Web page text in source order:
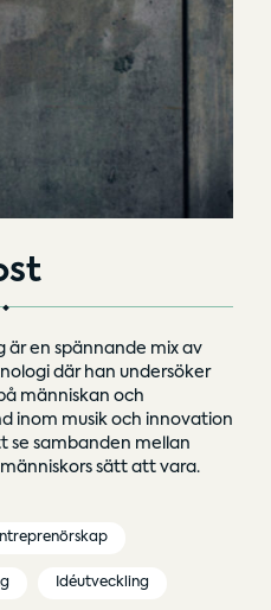
är en spännande mix av
där han undersöker
människan och
inom musik och innovation
se sambanden mellan
sätt att vara.
Idéutveckling